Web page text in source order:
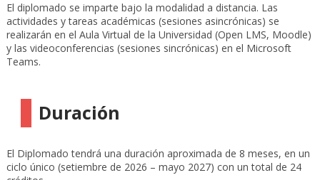
El diplomado se imparte bajo la modalidad a distancia. Las
actividades y tareas académicas (sesiones asincrónicas) se
realizarán en el Aula Virtual de la Universidad (Open LMS, Moodle)
y las videoconferencias (sesiones sincrónicas) en el Microsoft
Teams.
Duración
El Diplomado tendrá una duración aproximada de 8 meses, en un
ciclo único (setiembre de 2026 – mayo 2027) con un total de 24